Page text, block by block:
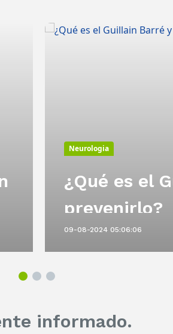
Neurologia
¿Qué es el
prevenirlo?
09-08-2024 05:06:06
informado.